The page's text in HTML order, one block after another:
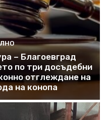
– Благоевград
по три досъдебни
отглеждане на
на конопа